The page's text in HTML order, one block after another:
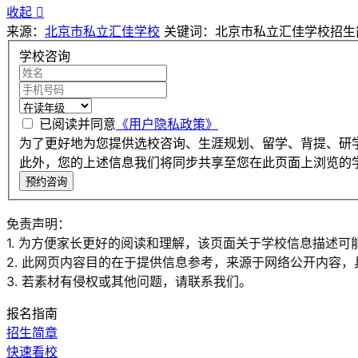
收起 
来源： 北京市私立汇佳学校 关键词：北京市私立汇佳学校招
学校咨询
已阅读并同意 《用户隐私政策》
为了更好地为您提供选校咨询、生涯规划、留学、背提、
此外，您的上述信息我们将同步共享至您在此页面上浏览
预约咨询
免责声明：
1. 为方便家长更好的阅读和理解，该页面关于学校信息描述可
2. 此网页内容目的在于提供信息参考，来源于网络公开内容，
3. 若素材有侵权或其他问题，请联系我们。
报名指南
招生简章
快速看校